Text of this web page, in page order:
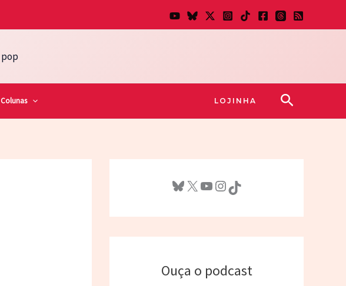
Colunas LOJINHA Pesquisar
Bluesky X Youtube InstagramTikTok
Ouça o podcast